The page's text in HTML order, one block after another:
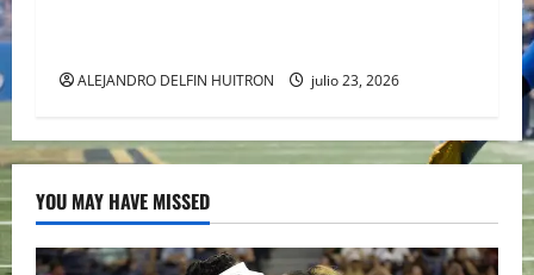
ALEJANDRO DELFIN HUITRON julio 23, 2026
YOU MAY HAVE MISSED